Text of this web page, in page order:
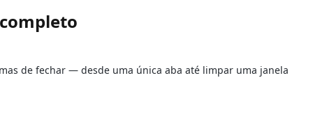
de fechar — desde uma única aba até limpar uma janela